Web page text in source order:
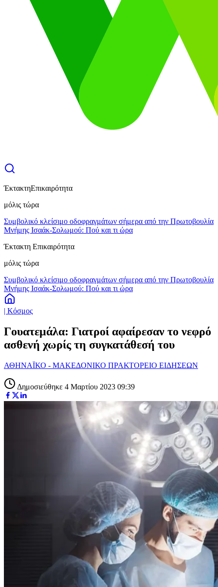
ΈκτακτηΕπικαιρότητα
μόλις τώρα
Συμβολικό κλείσιμο οδοφραγμάτων σήμερα από την Πρωτοβουλία
Μνήμης Ισαάκ-Σολωμού: Πού και τι ώρα
Έκτακτη Επικαιρότητα
μόλις τώρα
Συμβολικό κλείσιμο οδοφραγμάτων σήμερα από την Πρωτοβουλία
Μνήμης Ισαάκ-Σολωμού: Πού και τι ώρα
| Κόσμος
Γουατεμάλα: Γιατροί αφαίρεσαν το νεφρό
ασθενή χωρίς τη συγκατάθεσή του
ΑΘΗΝΑΪΚΟ - ΜΑΚΕΔΟΝΙΚΟ ΠΡΑΚΤΟΡΕΙΟ ΕΙΔΗΣΕΩΝ
Δημοσιεύθηκε 4 Μαρτίου 2023 09:39